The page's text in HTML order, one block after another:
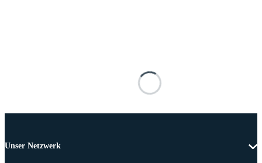
Unser Netzwerk